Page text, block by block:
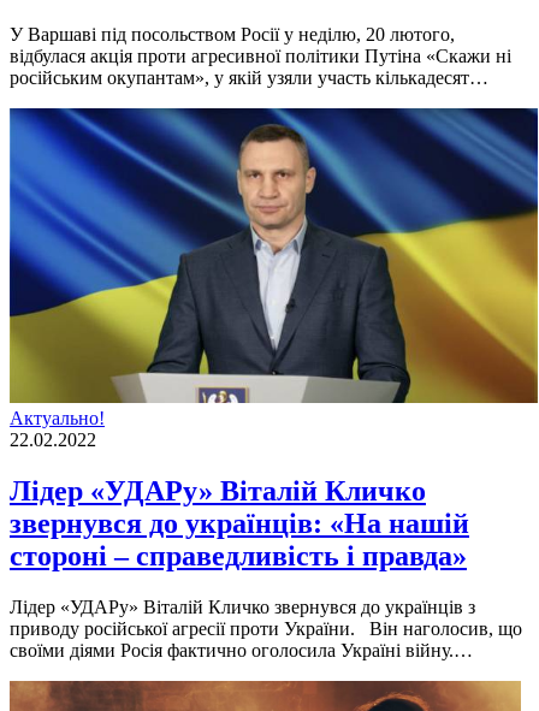
У Варшаві під посольством Росії у неділю, 20 лютого,
відбулася акція проти агресивної політики Путіна «Скажи ні
російським окупантам», у якій узяли участь кількадесят…
Актуально!
22.02.2022
Лідер «УДАРу» Віталій Кличко
звернувся до українців: «На нашій
стороні – справедливість і правда»
Лідер «УДАРу» Віталій Кличко звернувся до українців з
приводу російської агресії проти України. Він наголосив, що
своїми діями Росія фактично оголосила Україні війну.…